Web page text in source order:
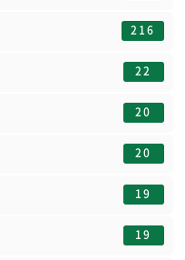
216
22
20
20
19
19